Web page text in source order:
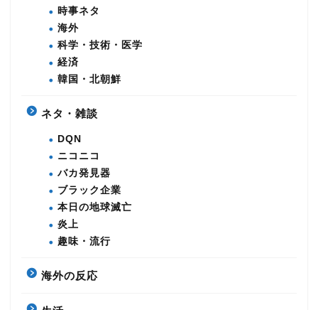
時事ネタ
海外
科学・技術・医学
経済
韓国・北朝鮮
ネタ・雑談
DQN
ニコニコ
バカ発見器
ブラック企業
本日の地球滅亡
炎上
趣味・流行
海外の反応